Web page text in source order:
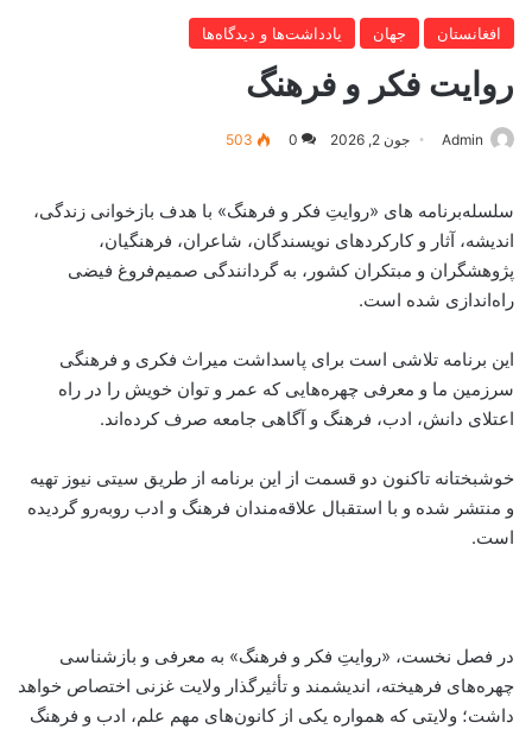
افغانستان جهان یادداشت‌ها و دیدگاه‌ها
روایت فکر و فرهنگ
Admin جون 2, 2026 0
503
سلسله‌برنامه های «روایتِ فکر و فرهنگ» با هدف بازخوانی زندگی،
اندیشه، آثار و کارکردهای نویسندگان، شاعران، فرهنگیان،
پژوهشگران و مبتکران کشور، به گردانندگی صمیم‌فروغ فیضی
راه‌اندازی شده است.
این برنامه تلاشی است برای پاسداشت میراث فکری و فرهنگی
سرزمین ما و معرفی چهره‌هایی که عمر و توان خویش را در راه
اعتلای دانش، ادب، فرهنگ و آگاهی جامعه صرف کرده‌اند.
خوشبختانه تاکنون دو قسمت از این برنامه از طریق سیتی نیوز تهیه
و منتشر شده و با استقبال علاقه‌مندان فرهنگ و ادب روبه‌رو گردیده
است.
در فصل نخست، «روایتِ فکر و فرهنگ» به معرفی و بازشناسی
چهره‌های فرهیخته، اندیشمند و تأثیرگذار ولایت غزنی اختصاص خواهد
داشت؛ ولایتی که همواره یکی از کانون‌های مهم علم، ادب و فرهنگ